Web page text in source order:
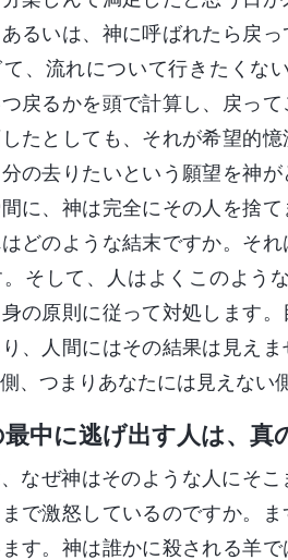
るいは、神に呼ばれたら戻
て、流れについて行きたくな
戻るかを頭で計算し、戻っ
たとしても、それが希望的
の去りたいという願望を神
に、神は完全にその人を捨
どのような結末ですか。そ
そして、人はよくこのよう
の原則に従って対処します
、人間にはその結果は見え
、つまりあなたには見えない
中に逃げ出す人は、真
なぜ神はそのような人にそ
で激怒しているのですか。
す。神は誰かに殺される羊